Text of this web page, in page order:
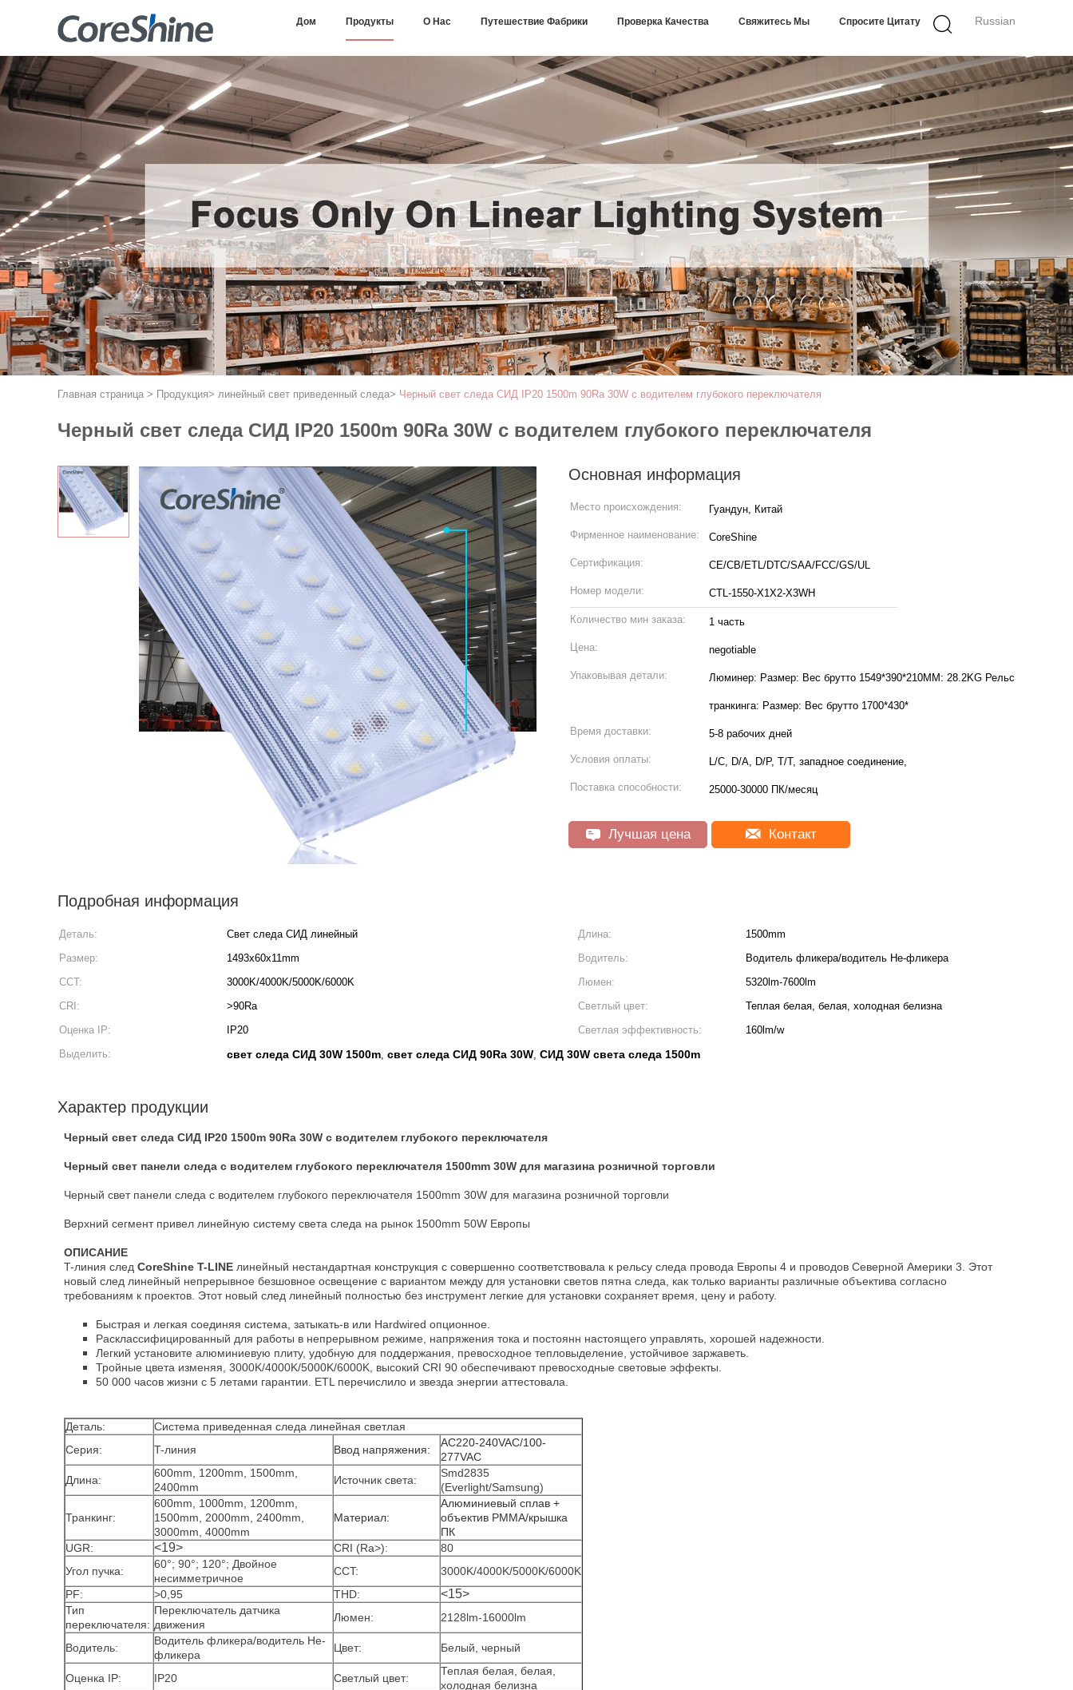
Russian
Дом Продукты О Нас Путешествие Фабрики Проверка Качества Свяжитесь Мы Спросите Цитату
Главная страница > Продукция> линейный свет приведенный следа> Черный свет следа СИД IP20 1500m 90Ra 30W с водителем глубокого переключателя
Черный свет следа СИД IP20 1500m 90Ra 30W с водителем глубокого переключателя
Основная информация
Место происхождения: Гуандун, Китай
Фирменное наименование: CoreShine
Сертификация: CE/CB/ETL/DTC/SAA/FCC/GS/UL
Номер модели: CTL-1550-X1X2-X3WH
Количество мин заказа: 1 часть
Цена: negotiable
Упаковывая детали: Люминер: Размер: Вес брутто 1549*390*210MM: 28.2KG Рельс
транкинга: Размер: Вес брутто 1700*430*
Время доставки: 5-8 рабочих дней
Условия оплаты: L/C, D/A, D/P, T/T, западное соединение,
Поставка способности: 25000-30000 ПК/месяц
Лучшая цена Контакт
Подробная информация
Деталь: Свет следа СИД линейный Длина:
1500mm
Размер:
1493x60x11mm Водитель:
Водитель фликера/водитель Не-фликера
CCT:
3000K/4000K/5000K/6000K Люмен:
5320lm-7600lm
CRI:
>90Ra Светлый цвет:
Теплая белая, белая, холодная белизна
Оценка IP:
IP20 Светлая эффективность:
160lm/w
Выделить:
свет следа СИД 30W 1500m, свет следа СИД 90Ra 30W, СИД 30W света следа 1500m
Характер продукции
Черный свет следа СИД IP20 1500m 90Ra 30W с водителем глубокого переключателя
Черный свет панели следа с водителем глубокого переключателя 1500mm 30W для магазина розничной торговли
Черный свет панели следа с водителем глубокого переключателя 1500mm 30W для магазина розничной торговли
Верхний сегмент привел линейную систему света следа на рынок 1500mm 50W Европы
ОПИСАНИЕ
T-линия след CoreShine T-LINE линейный нестандартная конструкция с совершенно соответствовала к рельсу следа провода Европы 4 и проводов Северной Америки 3. Этот
новый след линейный непрерывное безшовное освещение с вариантом между для установки светов пятна следа, как только варианты различные объектива согласно
требованиям к проектов. Этот новый след линейный полностью без инструмент легкие для установки сохраняет время, цену и работу.
Быстрая и легкая соединяя система, затыкать-в или Hardwired опционное.
Расклассифицированный для работы в непрерывном режиме, напряжения тока и постоянн настоящего управлять, хорошей надежности.
Легкий установите алюминиевую плиту, удобную для поддержания, превосходное тепловыделение, устойчивое заржаветь.
Тройные цвета изменяя, 3000K/4000K/5000K/6000K, высокий CRI 90 обеспечивают превосходные световые эффекты.
50 000 часов жизни с 5 летами гарантии. ETL перечислило и звезда энергии аттестовала.
Деталь:
Система приведенная следа линейная светлая
Серия:
T-линия Ввод напряжения:
AC220-240VAC/100-
277VAC
Длина:
600mm, 1200mm, 1500mm,
2400mm
Источник света:
Smd2835
(Everlight/Samsung)
Транкинг:
600mm, 1000mm, 1200mm,
1500mm, 2000mm, 2400mm,
3000mm, 4000mm
Материал:
Алюминиевый сплав +
объектив PMMA/крышка
ПК
UGR:
<19> CRI (Ra>):
80
Угол пучка:
60°; 90°; 120°; Двойное
несимметричное
CCT:
3000K/4000K/5000K/6000K
PF:
>0,95 THD: <15>
Тип
переключателя:
Переключатель датчика
движения
Люмен: 2128lm-16000lm
Водитель:
Водитель фликера/водитель Не-
фликера
Цвет: Белый, черный
Оценка IP: IP20 Светлый цвет:
Теплая белая, белая,
холодная белизна